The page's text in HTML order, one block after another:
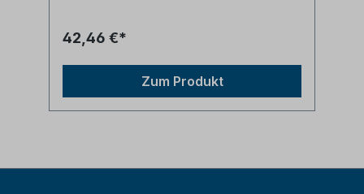
42,46 €*
Zum Produkt